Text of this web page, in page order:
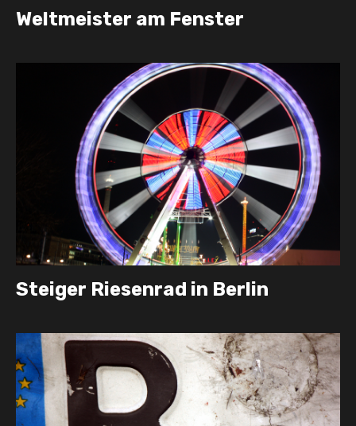
Weltmeister am Fenster
Steiger Riesenrad in Berlin